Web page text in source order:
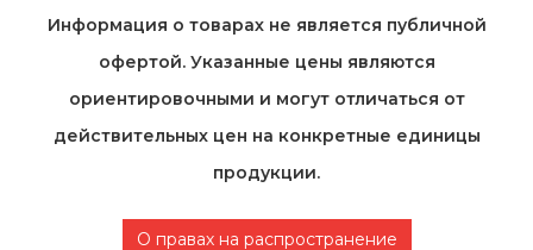
Информация о товарах не является публичной
офертой. Указанные цены являются
ориентировочными и могут отличаться от
действительных цен на конкретные единицы
продукции.
О правах на распространение